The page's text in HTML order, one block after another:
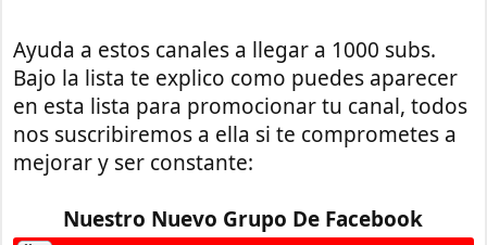
Ayuda a estos canales a llegar a 1000 subs.
Bajo la lista te explico como puedes aparecer
en esta lista para promocionar tu canal, todos
nos suscribiremos a ella si te comprometes a
mejorar y ser constante:
Nuestro Nuevo Grupo De Facebook